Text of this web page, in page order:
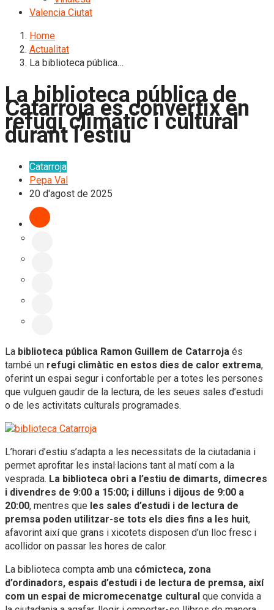
Valencia Ciutat
Home
Actualitat
La biblioteca pública…
La biblioteca pública de
Catarroja es convertix en
refugi climàtic i cultural
durant l’estiu
Catarroja
Pepa Val
20 d'agost de 2025
La biblioteca pública Ramon Guillem de Catarroja és
també un refugi climàtic en estos dies de calor extrema,
oferint un espai segur i confortable per a totes les persones
que vulguen gaudir de la lectura, de les seues sales d’estudi
o de les activitats culturals programades.
L’horari d’estiu s’adapta a les necessitats de la ciutadania i
permet aprofitar les instal·lacions tant al matí com a la
vesprada. La biblioteca obri a l’estiu de dimarts, dimecres
i divendres de 9:00 a 15:00; i dilluns i dijous de 9:00 a
20:00, mentres que les sales d’estudi i de lectura de
premsa poden utilitzar-se tots els dies fins a les huit,
afavorint així que grans i xicotets disposen d’un lloc fresc i
acollidor on passar les hores de calor.
La biblioteca compta amb una cómicteca, zona
d’ordinadors, espais d’estudi i de lectura de premsa, així
com un espai de micromecenatge cultural que convida a